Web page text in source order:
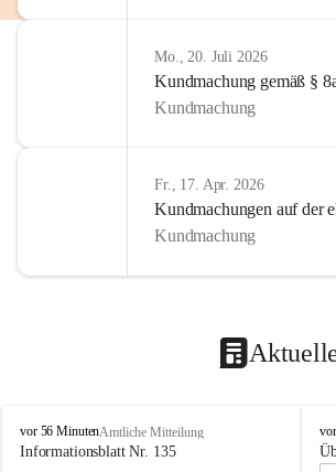
Mo., 20. Juli 2026
Kundmachung gemäß §
Kundmachung
Fr., 17. Apr. 2026
Kundmachungen auf der
Kundmachung
B
u
vor 56 MinutenAmtliche Mitteilung
Informationsblatt Nr. 135
B
u